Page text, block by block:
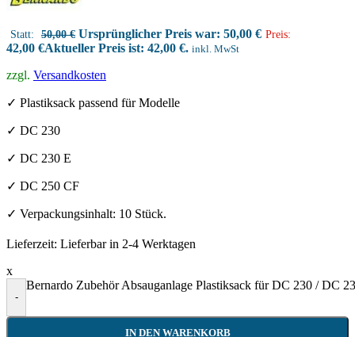
Statt: 50,00€ Ursprünglicher Preis war: 50,00 € Preis:
42,00 €Aktueller Preis ist: 42,00 €. inkl. MwSt
zzgl. Versandkosten
✓ Plastiksack passend für Modelle
✓ DC 230
✓ DC 230 E
✓ DC 250 CF
✓ Verpackungsinhalt: 10 Stück.
Lieferzeit: Lieferbar in 2-4 Werktagen
-
Bernardo Zubehör Absauganlage Plastiksack für DC 230 / DC
IN DEN WARENKORB
x